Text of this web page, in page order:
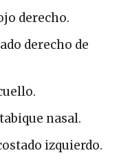
derecho.
derecho de
nasal.
izquierdo.